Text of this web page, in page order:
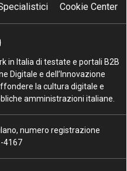
Cookie Center
in Italia di testate e portali B2B
Digitale e dell’Innovazione
la cultura digitale e
amministrazioni italiane.
numero registrazione
4167